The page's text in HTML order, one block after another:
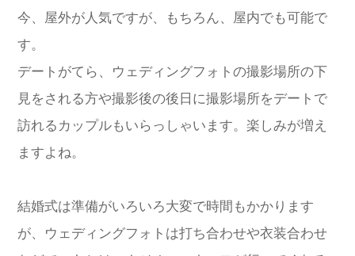
今、屋外が人気ですが、もちろん、屋内でも可能で
す。
デートがてら、ウェディングフォトの撮影場所の下
見をされる方や撮影後の後日に撮影場所をデートで
訪れるカップルもいらっしゃいます。楽しみが増え
ますよね。
結婚式は準備がいろいろ大変で時間もかかります
が、ウェディングフォトは打ち合わせや衣装合わせ